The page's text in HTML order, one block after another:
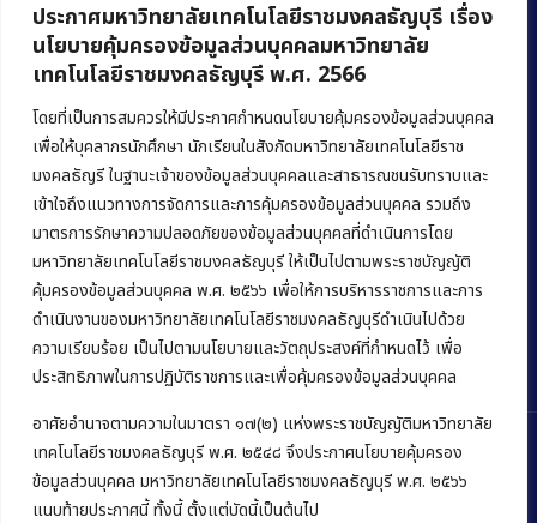
ประกาศมหาวิทยาลัยเทคโนโลยีราชมงคลธัญบุรี เรื่อง
นโยบายคุ้มครองข้อมูลส่วนบุคคลมหาวิทยาลัย
เทคโนโลยีราชมงคลธัญบุรี พ.ศ. 2566
โดยที่เป็นการสมควรให้มีประกาศกำหนดนโยบายคุ้มครองข้อมูลส่วนบุคคล
เพื่อให้บุคลากรนักศึกษา นักเรียนในสังกัดมหาวิทยาลัยเทคโนโลยีราช
มงคลธัญรี ในฐานะเจ้าของข้อมูลส่วนบุคคลและสาธารณชนรับทราบและ
เข้าใจถึงแนวทางการจัดการและการคุ้มครองข้อมูลส่วนบุคคล รวมถึง
มาตรการรักษาความปลอดภัยของข้อมูลส่วนบุคคลที่ดำเนินการโดย
มหาวิทยาลัยเทคโนโลยีราชมงคลธัญบุรี ให้เป็นไปตามพระราชบัญญัติ
คุ้มครองข้อมูลส่วนบุคคล พ.ศ. ๒๕๖๖ เพื่อให้การบริหารราชการและการ
ดำเนินงานของมหาวิทยาลัยเทคโนโลยีราชมงคลธัญบุรีดำเนินไปด้วย
ความเรียบร้อย เป็นไปตามนโยบายและวัตถุประสงค์ที่กำหนดไว้ เพื่อ
ประสิทธิภาพในการปฏิบัติราชการและเพื่อคุ้มครองข้อมูลส่วนบุคคล
อาศัยอำนาจตามความในมาตรา ๑๗(๒) แห่งพระราชบัญญัติมหาวิทยาลัย
เทคโนโลยีราชมงคลธัญบุรี พ.ศ. ๒๕๔๘ จึงประกาศนโยบายคุ้มครอง
ข้อมูลส่วนบุคคล มหาวิทยาลัยเทคโนโลยีราชมงคลธัญบุรี พ.ศ. ๒๕๖๖
แนบท้ายประกาศนี้ ทั้งนี้ ตั้งแต่บัดนี้เป็นต้นไป
คณะบริหารธุรกิจ
มหาวิทยาลัยเทคโนโลยีราชมงคลธัญบุรี
39 หมู่ 1 ถนนรังสิต-นครนายก ตำบลคลองหก
อำเภอคลองหลวง จังหวัดปทุมธานี 12120
Phone:+66 (0) 2549 3243,+66 (0) 2549 3241
E-mail:bus@rmutt.ac.th
Copyright © 2022 คณะบริหารธุรกิจ มหาวิทยาลัยเทคโนโลยีราชมงคล